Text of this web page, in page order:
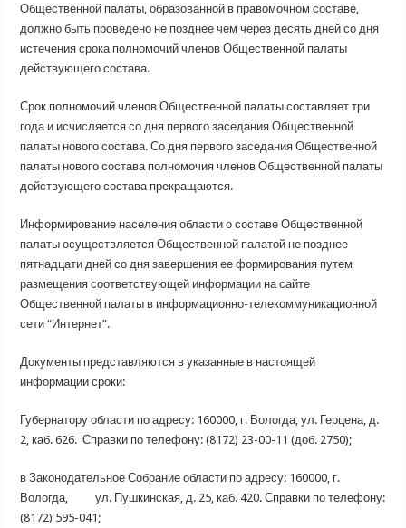
Общественной палаты, образованной в правомочном составе,
должно быть проведено не позднее чем через десять дней со дня
истечения срока полномочий членов Общественной палаты
действующего состава.
Срок полномочий членов Общественной палаты составляет три
года и исчисляется со дня первого заседания Общественной
палаты нового состава. Со дня первого заседания Общественной
палаты нового состава полномочия членов Общественной палаты
действующего состава прекращаются.
Информирование населения области о составе Общественной
палаты осуществляется Общественной палатой не позднее
пятнадцати дней со дня завершения ее формирования путем
размещения соответствующей информации на сайте
Общественной палаты в информационно-телекоммуникационной
сети “Интернет”.
Документы представляются в указанные в настоящей
информации сроки:
Губернатору области по адресу: 160000, г. Вологда, ул. Герцена, д.
2, каб. 626. Справки по телефону: (8172) 23-00-11 (доб. 2750);
в Законодательное Собрание области по адресу: 160000, г.
Вологда, ул. Пушкинская, д. 25, каб. 420. Справки по телефону:
(8172) 595-041;